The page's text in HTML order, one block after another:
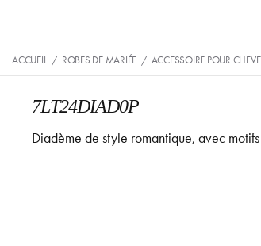
ACCUEIL / ROBES DE MARIÉE / ACCESSOIRE POUR
7LT24DIAD0P
Diadème de style romantique, avec